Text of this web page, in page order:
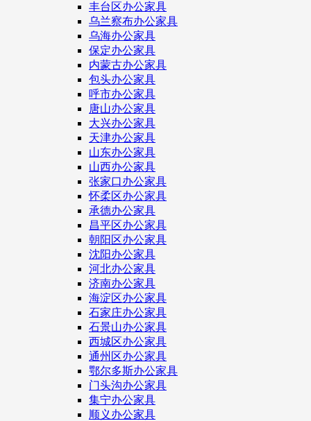
丰台区办公家具
乌兰察布办公家具
乌海办公家具
保定办公家具
内蒙古办公家具
包头办公家具
呼市办公家具
唐山办公家具
大兴办公家具
天津办公家具
山东办公家具
山西办公家具
张家口办公家具
怀柔区办公家具
承德办公家具
昌平区办公家具
朝阳区办公家具
沈阳办公家具
河北办公家具
济南办公家具
海淀区办公家具
石家庄办公家具
石景山办公家具
西城区办公家具
通州区办公家具
鄂尔多斯办公家具
门头沟办公家具
集宁办公家具
顺义办公家具